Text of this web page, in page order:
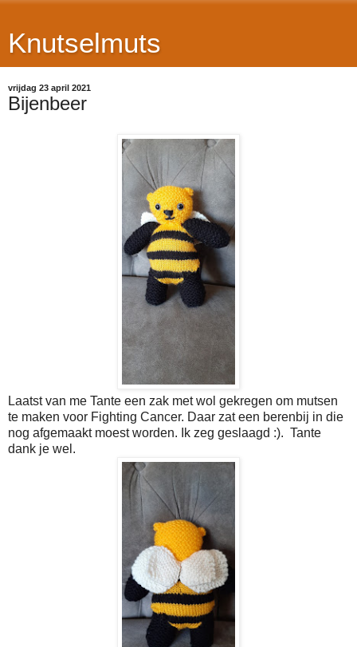
Knutselmuts
vrijdag 23 april 2021
Bijenbeer
Laatst van me Tante een zak met wol gekregen om mutsen
te maken voor Fighting Cancer. Daar zat een berenbij in die
nog afgemaakt moest worden. Ik zeg geslaagd :). Tante
dank je wel.